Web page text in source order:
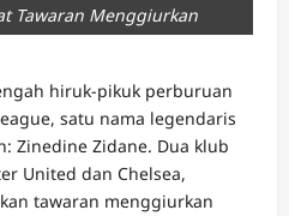
Tawaran Menggiurkan
hiruk-pikuk perburuan
satu nama legendaris
Zinedine Zidane. Dua klub
United dan Chelsea,
tawaran menggiurkan